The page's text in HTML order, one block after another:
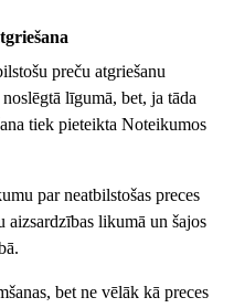
preču atgriešanu
līgumā, bet, ja tāda
tiek pieteikta Noteikumos
par neatbilstošas preces
aizsardzības likumā un šajos
bet ne vēlāk kā preces